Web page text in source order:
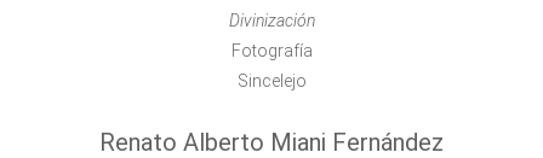
Divinización
Fotografía
Sincelejo
Renato Alberto Miani Fernández